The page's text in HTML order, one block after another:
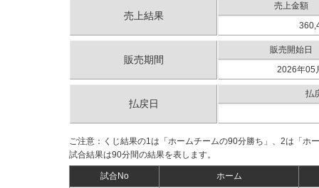
売上結果
売上金額
販売期間
販売開始日
2026年05
払戻日
払
ご注意：くじ結果の1は「ホームチームの90分勝ち」、2は「ホ
試合結果は90分間の結果を表します。
試合No ホーム